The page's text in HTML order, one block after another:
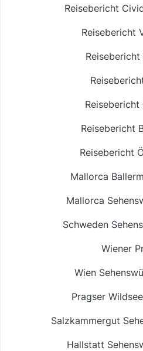
Reisebericht
Reisebericht
Reisebericht
Reisebericht
Reisebericht
Mallorca
Mallorca
Schweden
Wiener
Wien
Pragser
Salzkammergut
Hallstatt